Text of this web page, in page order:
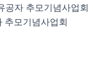
자 추모기념사업회
추모기념사업회